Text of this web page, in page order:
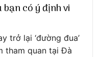
có ý định vi
trở lại ‘đường đua’
tham quan tại Đà